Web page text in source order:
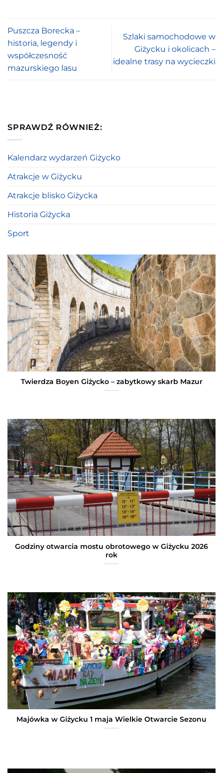
Puszcza Borecka –
historia, legendy i
współczesność
mazurskiego lasu
Szlaki samochodowe w
Giżycku i okolicach –
idealne trasy na wycieczki
SPRAWDŹ RÓWNIEŻ:
Kalendarz wydarzeń Giżycko
Atrakcje w Giżycku
Atrakcje blisko Giżycka
Historia Giżycka
Sport
Twierdza Boyen Giżycko – zabytkowy skarb Mazur
Godziny otwarcia mostu obrotowego w Giżycku 2026
rok
Majówka w Giżycku 1 maja Wielkie Otwarcie Sezonu